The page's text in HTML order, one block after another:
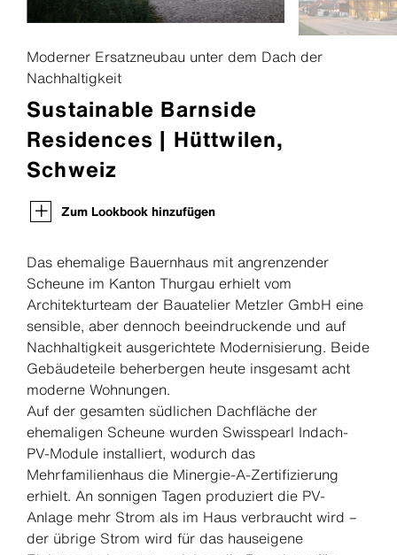
Inspiration
Musterbestellung
Moderner Ersatzneubau unter dem Dach der
Nachhaltigkeit
Sustainable Barnside
Residences | Hüttwilen,
Schweiz
Zum Lookbook hinzufügen
Das ehemalige Bauernhaus mit angrenzender
Scheune im Kanton Thurgau erhielt vom
Architekturteam der Bauatelier Metzler GmbH eine
sensible, aber dennoch beeindruckende und auf
Nachhaltigkeit ausgerichtete Modernisierung. Beide
Gebäudeteile beherbergen heute insgesamt acht
moderne Wohnungen.
Auf der gesamten südlichen Dachfläche der
ehemaligen Scheune wurden Swisspearl Indach-
PV-Module installiert, wodurch das
Mehrfamilienhaus die Minergie-A-Zertifizierung
erhielt. An sonnigen Tagen produziert die PV-
Anlage mehr Strom als im Haus verbraucht wird –
der übrige Strom wird für das hauseigene